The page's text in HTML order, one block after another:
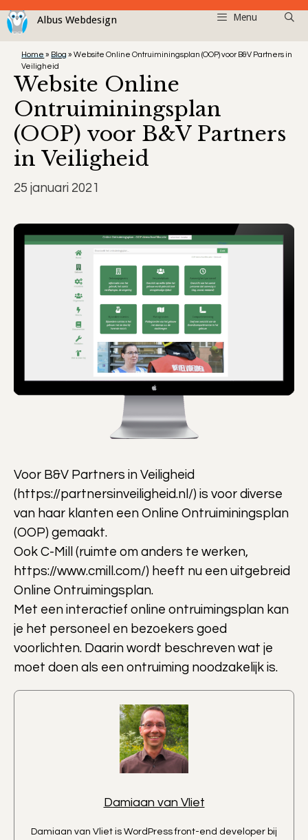
Ga
naar
inhoud
Menu
Home»Blog»Website Online Ontruiminingsplan (OOP) voor B&V Partners in
Veiligheid
Website Online
Ontruiminingsplan
(OOP) voor B&V Partners
in Veiligheid
25 januari 2021
Voor B&V Partners in Veiligheid
(https://partnersinveiligheid.nl/) is voor diverse
van haar klanten een Online Ontruiminingsplan
(OOP) gemaakt.
Ook C-Mill (ruimte om anders te werken,
https://www.cmill.com/) heeft nu een uitgebreid
Online Ontruimingsplan.
Met een interactief online ontruimingsplan kan
je het personeel en bezoekers goed
voorlichten. Daarin wordt beschreven wat je
moet doen als een ontruiming noodzakelijk is.
Damiaan van Vliet
Damiaan van Vliet is WordPress front-end developer bij